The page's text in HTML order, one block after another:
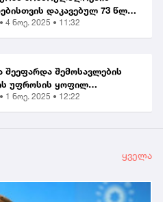
დაკავებულ 73 წლის
წარუდგინა...
4 ნოე. 2025 • 11:32
შეეფარდა შემოსავლების
უფროსის ყოფილ
- ვლადიმერ ხუნდაძეს...
1 ნოე. 2025 • 12:22
ყველა